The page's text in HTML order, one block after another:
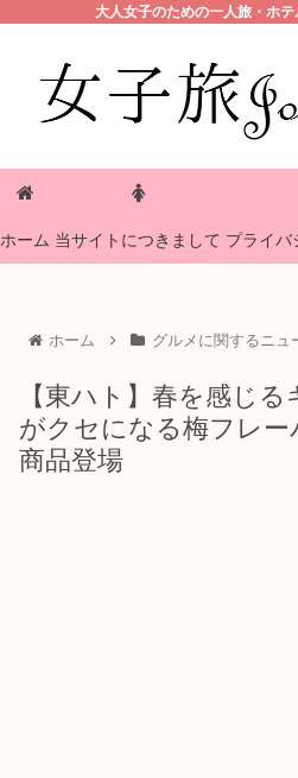
大人女子のための一人旅・ホ
ホーム 当サイトにつきまして プライバ
ホーム グルメに関するニュ
【東ハト】春を感じ
がクセになる梅フレ
商品登場